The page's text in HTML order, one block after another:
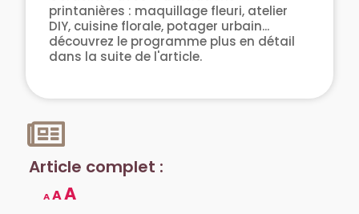
printanières : maquillage fleuri, atelier
DIY, cuisine florale, potager urbain...
découvrez le programme plus en détail
dans la suite de l'article.
Article complet :
A AA